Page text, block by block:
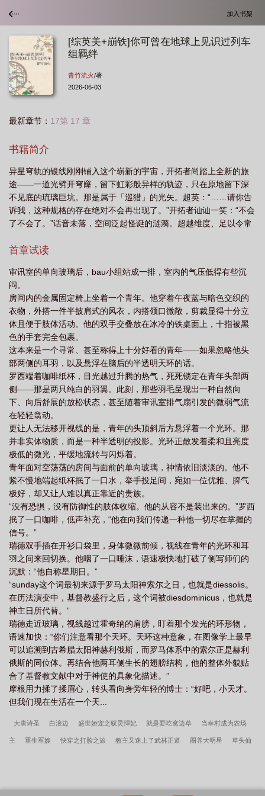
加入书架
[综英美+崩铁]你可曾在地球上见识过列车
组羁绊
青竹流火/著
2026-06-03
最新章节： 17第 17 章
书籍简介
异星穹轨的银线刚刚铺入这个崭新的宇宙，开拓者尚踏上全新的旅
途——一道光劈开穹窿，留下虹彩般异样的轨迹，只在原地留下深
不见底的琉璃巨坑。那是属于「巡猎」的光矢。超英：“……请你告
诉我，这种规格的存在绝对不会再出现了。”开拓者讪讪一笑：“不会
了不会了。”话音未落，空间泛起怪诞的涟漪。超越维度、足以令常
宙幕布被硬生生撕开一张大笑的裂口。纯粹的混沌倒灌进这方天
每一个人的耳膜上。“阿基维利开开门，啊哈好寂寞——”刚刚记录下
星神与命途名单、连档案袋都还没来得及封口的超级英雄停下手中
的笔，缓缓转头。“……？”————星清了清嗓子，向众人隆重介绍
她的地球开拓小分队。“现在站在你们面前的，是星穹列车的不动
产，不朽的龙裔，持明族的末代龙尊，龙尊mk2000型，冷面小青龙
——丹恒！”丹恒默默闭上眼，单手扶额。星毫不留顿，手势一转指
向另一边：“而这位！是匹诺康尼在逃公主，前任星神，新命途开创
者，橡木家系前任家主，家族现任通缉犯，秩序的双子之一，在鸡
翅膀上打钉饰的男孩，匹诺康尼最英俊的男人——星期日！”星期日
沉默了两秒，耳侧的白羽微不可察地绷直了。“……是主公。”他不紧
不慢地出声纠正。星立刻扭过头，对一旁的人挤了挤眼睛：“看吧，
我故意的。如果我正儿八经地介绍，他肯定要跟我引经据典地驳
斥。但我塞一堆离谱的称呼进去，他就只会下意识去纠正里面的事
实错误。这就叫那什么，开窗原理。”阅读指南：1、尽量不ooc，但
有私设2、星中心向，cp和cb都磕，作者杂食党。3、综犯罪心理和
超英，其他待定。
首章试读
审讯室的单向玻璃后，bau小组站成一排，室内的气压低得有些沉
闷。
房间内的金属固定椅上坐着一个青年。他穿着午夜蓝与暗色交织的
衣物，外搭一件半披肩式的风衣，内搭领口微敞，剪裁显得十分立
体且便于肢体活动。他的双手交叠放在冰冷的铁桌面上，十指被黑
色的手套完全包裹。
这本来是一个寻常、甚至称得上十分好看的青年——如果忽略他头
部两侧的耳羽，以及悬浮在脑后的半透明天环的话。
罗西端着咖啡纸杯，目光越过升腾的热气，死死锁定在青年头部两
侧——那是两只纯白的羽翼。此刻，那些羽毛呈现出一种自然向
下、向后舒展的放松状态，甚至随着审讯室排气扇引发的微弱气流
在轻轻翕动。
更让人无法移开视线的是，青年的头顶斜后方悬浮着一个光环。那
并非实体物质，而是一种半透明的投影。光环正散发着柔和且亮度
极低的微光，平缓地流转与闪烁着。
青年面对空荡荡的房间与面前的单向玻璃，神情依旧淡淡的。他不
紧不慢地端起纸杯抿了一口水，举手投足间，宛如一位优雅、脾气
极好，却又让人难以真正靠近的贵族。
“没有恐惧，没有防御性的肢体收缩。他的从容不是装出来的。”罗西
抿了一口咖啡，低声补充，“他在向我们传递一种他一切尽在掌握的
信号。”
瑞德双手插在开衫口袋里，身体微微前倾，视线在青年的光环和耳
羽之间来回切换。他咽了一口唾沫，语速极快地打破了侧写师们的
沉默：“他自称星期日。”
“sunday这个词最初来源于罗马太阳神索尔之日，也就是diessolis。
在历法演变中，基督教盛行之后，这个词被diesdominicus，也就是
神主日所代替。”
瑞德走近玻璃，视线越过霍奇纳的肩膀，盯着那个发光的环形物，
语速加快：“你们注意看那个天环。天环这种意象，在图像学上最早
可以追溯到古希腊太阳神赫利俄斯，而罗马体系中的索尔正是赫利
俄斯的同位体。再结合他两耳侧生长的翅膀结构，他的整体外貌贴
合了基督教文献中对于神使的具象化描述。”
摩根用力揉了揉眉心，转头看向身旁年轻的博士：“好吧，小天才。
但我们现在生活在一个天...
大唐诗圣 白浪边 盛世娇宠之驭灵悍妃 就是要吃窝边草 当幸村成为农场
主 重生军嫂 快穿之打脸之旅 教主又迷上了武林正道 圈养大明星 草头仙